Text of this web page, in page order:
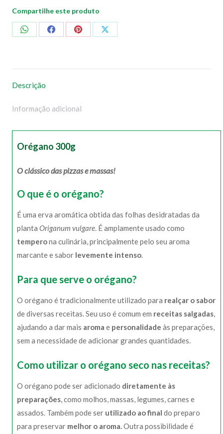
Compartilhe este produto
CompartilharCompartilharCompartilharCompartilhar
Descrição
Informação adicional
Orégano 300g
O clássico das pizzas e massas!
O que é o orégano?
É uma erva aromática obtida das folhas desidratadas da
planta Origanum vulgare . É amplamente usado como
temperona culinária, principalmente pelo seu aroma
marcante e sabor levemente intenso
Para que serve o orégano?
O orégano é tradicionalmente utilizado para realçar o sabor
de diversas receitas. Seu uso é comum em receitas salgadas
ajudando a dar mais aroma e personalidade às preparações,
sem a necessidade de adicionar grandes quantidades.
Como utilizar o orégano seco nas receitas?
O orégano pode ser adicionado diretamente às
preparações , como molhos, massas, legumes, carnes e
assados. Também pode ser utilizado ao final do preparo
para preservar melhor o aroma. Outra possibilidade é